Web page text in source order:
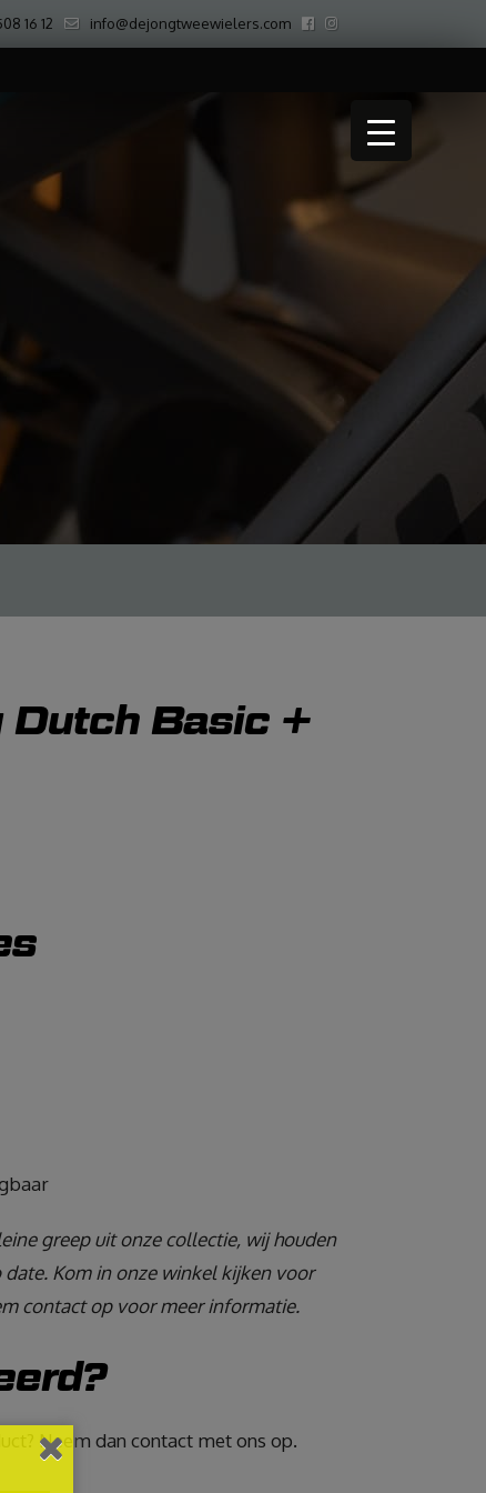
16 12 info@dejongtweewielers.com
Dutch Basic +
greep uit onze collectie, wij houden
Kom in onze winkel kijken voor
contact op voor meer informatie.
Neem dan contact met ons op.